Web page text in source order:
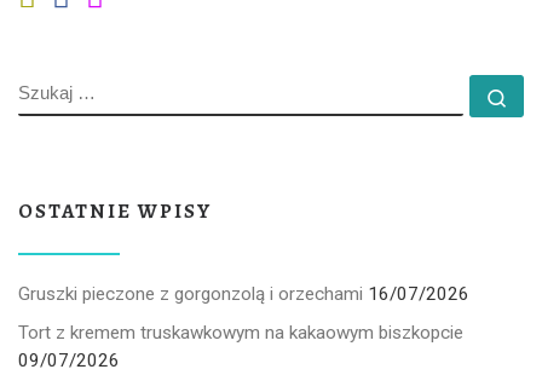
SZUKAJ
OSTATNIE WPISY
Gruszki pieczone z gorgonzolą i orzechami 16/07/2026
Tort z kremem truskawkowym na kakaowym biszkopcie
09/07/2026